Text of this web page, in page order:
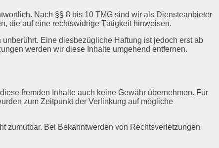
Nach §§ 8 bis 10 TMG sind wir als Diensteanbieter
die auf eine rechtswidrige Tätigkeit hinweisen.
Eine diesbezügliche Haftung ist jedoch erst ab
werden wir diese Inhalte umgehend entfernen.
fremden Inhalte auch keine Gewähr übernehmen. Für
zum Zeitpunkt der Verlinkung auf mögliche
zumutbar. Bei Bekanntwerden von Rechtsverletzungen